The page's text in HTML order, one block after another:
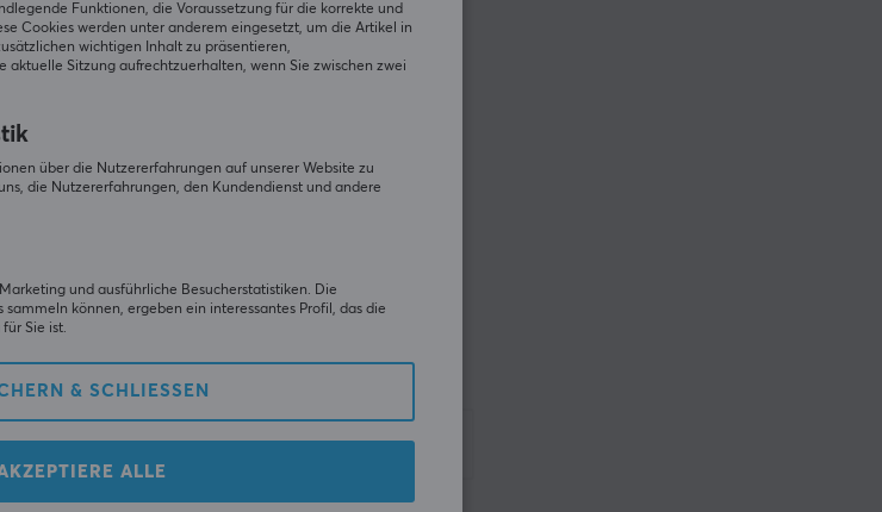
Funktionen, die Voraussetzung für die korrekte und
Cookies werden unter anderem eingesetzt, um die Artikel in
wichtigen Inhalt zu präsentieren,
aktuelle Sitzung aufrechtzuerhalten, wenn Sie zwischen zwei
über die Nutzererfahrungen auf unserer Website zu
die Nutzererfahrungen, den Kundendienst und andere
und ausführliche Besucherstatistiken. Die
können, ergeben ein interessantes Profil, das die
Sie ist.
& SCHLIESSEN
ALLE